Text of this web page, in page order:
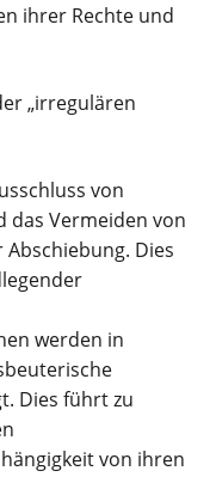
ihrer Rechte und
„irregulären
von
das Vermeiden von
Dies
werden in
Dies führt zu
von ihren